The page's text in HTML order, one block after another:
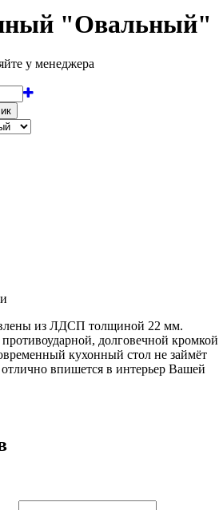
"Овальный"
у менеджера
из ЛДСП толщиной 22 мм.
долговечной кромкой
кухонный стол не займёт
впишется в интерьер Вашей